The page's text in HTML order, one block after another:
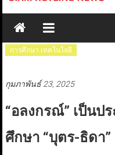
การศึกษา เทคโนโลยี
กุมภาพันธ์ 23, 2025
“อลงกรณ์” เป็นป
ศึกษา “บุตร-ธิดา